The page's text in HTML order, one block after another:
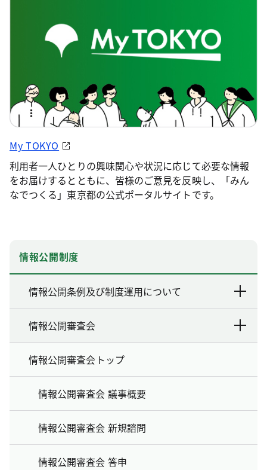
My TOKYO
利用者一人ひとりの興味関心や状況に応じて必要な情報
をお届けするとともに、皆様のご意見を反映し、「みん
なでつくる」東京都の公式ポータルサイトです。
情報公開制度
情報公開条例及び制度運用について
情報公開審査会
情報公開審査会トップ
情報公開審査会 議事概要
情報公開審査会 新規諮問
情報公開審査会 答申